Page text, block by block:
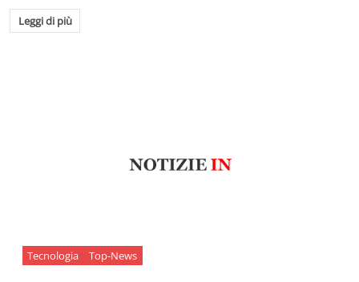
Leggi di più
Tecnologia Top-News